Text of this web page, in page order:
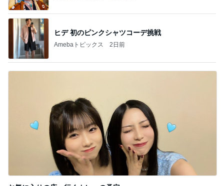
ヒデ 初のピンクシャツコーデ挑戦
Amebaトピックス 2日前